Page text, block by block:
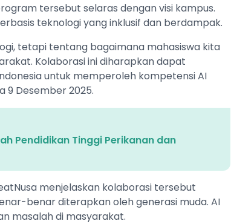
tersebut selaras dengan visi kampus.
teknologi yang inklusif dan berdampak.
tetapi tentang bagaimana mahasiswa kita
Kolaborasi ini diharapkan dapat
untuk memperoleh kompetensi AI
9 Desember 2025.
Pendidikan Tinggi Perikanan dan
menjelaskan kolaborasi tersebut
benar diterapkan oleh generasi muda. AI
masalah di masyarakat.